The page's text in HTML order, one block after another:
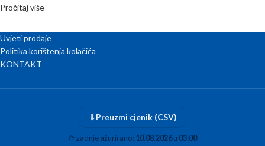
Pročitaj više
Uvjeti prodaje
Politika korištenja kolačića
KONTAKT
⬇Preuzmi cjenik (CSV)
⟳zadnje ažurirano:10.08.2026u 03:00